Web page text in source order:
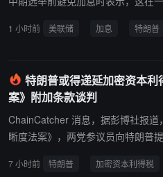
赞沃什的表现，表示不会批评他。
1 小时前 美联储 加息 特朗普
特朗普或得递延加密资本
案》附加条款谈判
ChainCatcher 消息，据彭博社报
晰度法案》，两党参议员向特朗普
加密相关业务，相关条款仍在白宫
7 小时前 特朗普 加密资本利得税